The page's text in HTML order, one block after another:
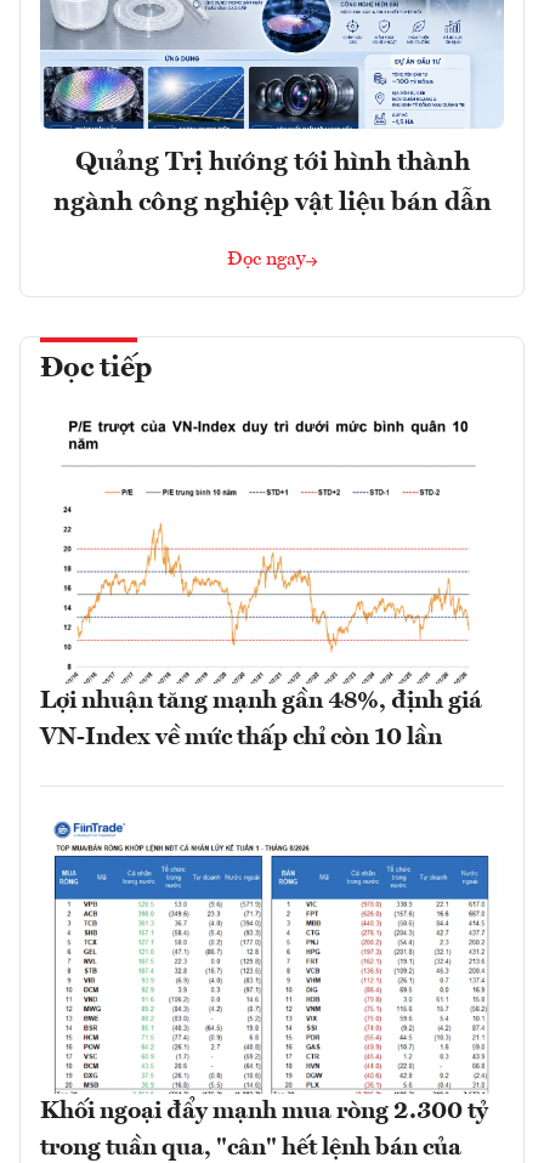
Quảng Trị hướng tới hình thành
ngành công nghiệp vật liệu bán dẫn
Đọc ngay
Đọc tiếp
Lợi nhuận tăng mạnh gần 48%, định giá
VN-Index về mức thấp chỉ còn 10 lần
Khối ngoại đẩy mạnh mua ròng 2.300 tỷ
trong tuần qua, "cân" hết lệnh bán của